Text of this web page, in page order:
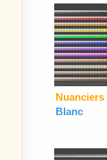
Nuanciers
Blanc